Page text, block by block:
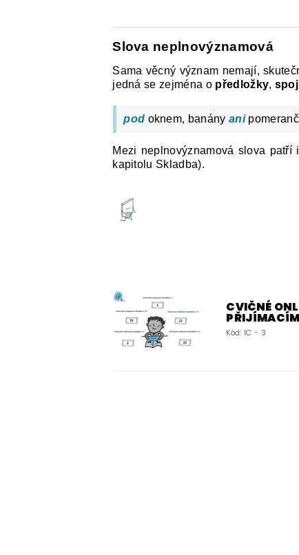
Slova neplnovýznamová
Sama věcný význam nemají,
jedná se zejména o předložky,
pod oknem, banány ani
Mezi neplnovýznamová slova patří i
kapitolu Skladba).
CVIČNÉ
Kód: IC - 3